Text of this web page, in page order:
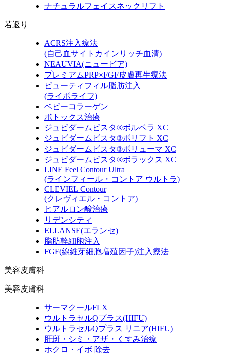
ナチュラルフェイスネックリフト
若返り
ACRS注入療法
(自己血サイトカインリッチ血清)
NEAUVIA(ニュービア)
プレミアムPRP×FGF皮膚再生療法
ビューティフィル脂肪注入
(ライポライフ)
ベビーコラーゲン
ボトックス治療
ジュビダームビスタ®ボルベラ XC
ジュビダームビスタ®ボリフト XC
ジュビダームビスタ®ボリューマ XC
ジュビダームビスタ®ボラックス XC
LINE Feel Contour Ultra
(ラインフィール・コントア ウルトラ)
CLEVIEL Contour
(クレヴィエル・コントア)
ヒアルロン酸治療
リデンシティ
ELLANSE(エランセ)
脂肪幹細胞注入
FGF(線維芽細胞増殖因子)注入療法
美容皮膚科
美容皮膚科
サーマクールFLX
ウルトラセルQプラス(HIFU)
ウルトラセルQプラス リニア(HIFU)
肝斑・シミ・アザ・くすみ治療
ホクロ・イボ 除去